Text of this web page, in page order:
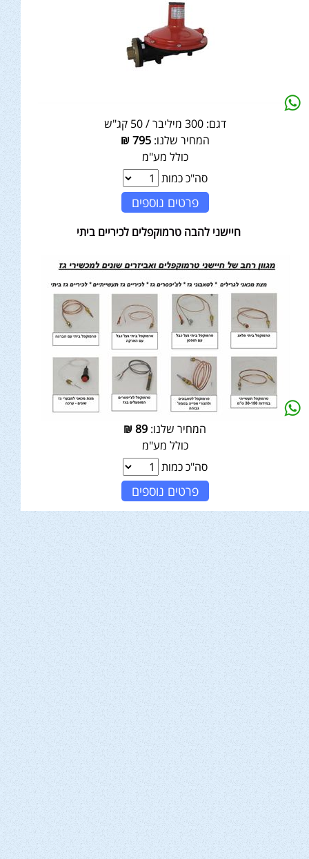
דגם: 300 מיליבר / 50 קג"ש
המחיר שלנו:795
₪
כולל מע"מ
סה"כ כמות
פרטים נוספים
חיישני להבה טרמוקפלים לכיריים ביתי
המחיר שלנו: 89
₪
כולל מע"מ
סה"כ כמות
פרטים נוספים